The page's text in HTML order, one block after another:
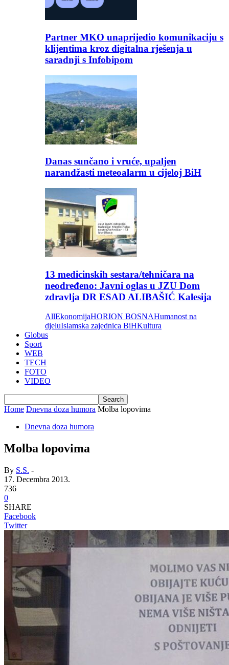
Partner MKO unaprijedio komunikaciju s
klijentima kroz digitalna rješenja u
saradnji s Infobipom
Danas sunčano i vruće, upaljen
narandžasti meteoalarm u cijeloj BiH
13 medicinskih sestara/tehničara na
neodređeno: Javni oglas u JZU Dom
zdravlja DR ESAD ALIBAŠIĆ Kalesija
AllEkonomijaHORION BOSNAHumanost na
djeluIslamska zajednica BiHKultura
Globus
Sport
WEB
TECH
FOTO
VIDEO
Home Dnevna doza humora Molba lopovima
Dnevna doza humora
Molba lopovima
By S.S. -
17. Decembra 2013.
736
0
SHARE
Facebook
Twitter